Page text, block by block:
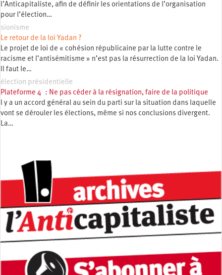
l’Anticapitaliste, afin de définir les orientations de l’organisation
pour l’élection…
sionisme
Le retour de la loi Yadan ?
Le projet de loi de « cohésion républicaine par la lutte contre le
racisme et l’antisémitisme » n’est pas la résurrection de la loi Yadan.
Il faut le…
élection présidentielle
Plateforme 4 : Ne pas céder à la résignation, faire de la politique
l y a un accord général au sein du parti sur la situation dans laquelle
vont se dérouler les élections, même si nos conclusions divergent.
La…